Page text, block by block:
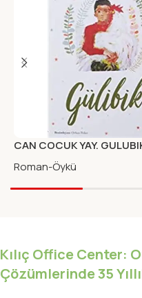
CAN COCUK YAY.
Roman-Öykü
Kılıç Office Center:
Çözümlerinde 35